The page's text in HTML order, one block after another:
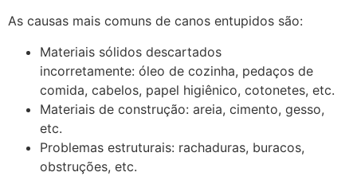
As causas mais comuns de canos entupidos são:
Materiais sólidos descartados
incorretamente: óleo de cozinha, pedaços de
comida, cabelos, papel higiênico, cotonetes, etc.
Materiais de construção: areia, cimento, gesso,
etc.
Problemas estruturais: rachaduras, buracos,
obstruções, etc.